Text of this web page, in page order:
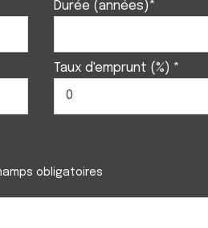
Durée (années)*
Taux d'emprunt (%) *
obligatoires